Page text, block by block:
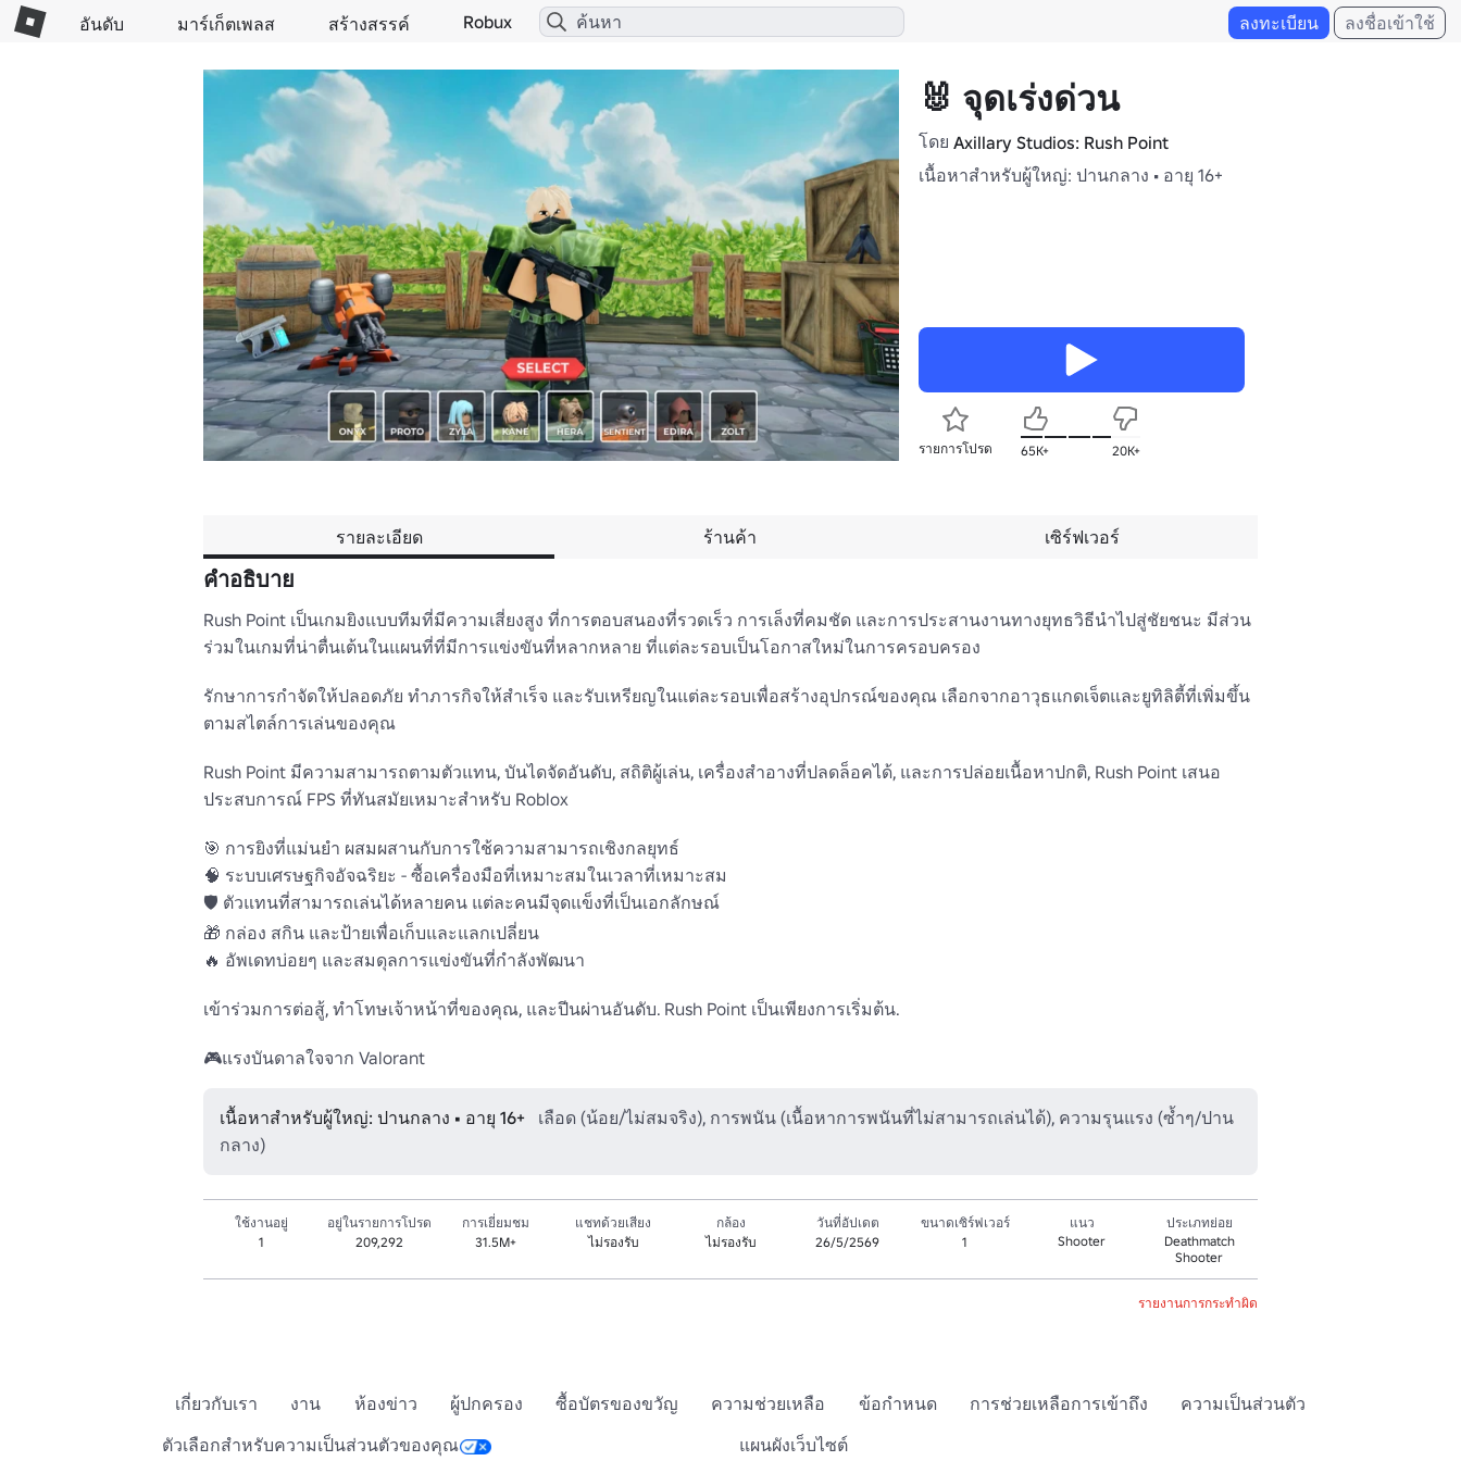
อันดับ มาร์เก็ตเพลส สร้างสรรค์ Robux ลงทะเบียน ลงชื่อเข้าใช้
🐰 จุดเร่งด่วน
โดย Axillary Studios: Rush Point
เนื้อหาสำหรับผู้ใหญ่: ปานกลาง • อายุ 16+
รายการโปรด 65K+ 20K+
รายละเอียด ร้านค้า เซิร์ฟเวอร์
คำอธิบาย
Rush Point เป็นเกมยิงแบบทีมที่มีความเสี่ยงสูง ที่การตอบสนองที่รวดเร็ว การเล็งที่คมชัด และการประสานงานทางยุทธวิธีนําไปสู่ชัยชนะ มีส่วน
ร่วมในเกมที่น่าตื่นเต้นในแผนที่ที่มีการแข่งขันที่หลากหลาย ที่แต่ละรอบเป็นโอกาสใหม่ในการครอบครอง
รักษาการกําจัดให้ปลอดภัย ทําภารกิจให้สําเร็จ และรับเหรียญในแต่ละรอบเพื่อสร้างอุปกรณ์ของคุณ เลือกจากอาวุธแกดเจ็ตและยูทิลิตี้ที่เพิ่มขึ้น
ตามสไตล์การเล่นของคุณ
Rush Point มีความสามารถตามตัวแทน, บันไดจัดอันดับ, สถิติผู้เล่น, เครื่องสําอางที่ปลดล็อคได้, และการปล่อยเนื้อหาปกติ, Rush Point เสนอ
ประสบการณ์ FPS ที่ทันสมัยเหมาะสําหรับ Roblox
🎯 การยิงที่แม่นยํา ผสมผสานกับการใช้ความสามารถเชิงกลยุทธ์
🧠 ระบบเศรษฐกิจอัจฉริยะ - ซื้อเครื่องมือที่เหมาะสมในเวลาที่เหมาะสม
🛡️ ตัวแทนที่สามารถเล่นได้หลายคน แต่ละคนมีจุดแข็งที่เป็นเอกลักษณ์
🎁 กล่อง สกิน และป้ายเพื่อเก็บและแลกเปลี่ยน
🔥 อัพเดทบ่อยๆ และสมดุลการแข่งขันที่กําลังพัฒนา
เข้าร่วมการต่อสู้, ทําโทษเจ้าหน้าที่ของคุณ, และปีนผ่านอันดับ. Rush Point เป็นเพียงการเริ่มต้น.
🎮แรงบันดาลใจจาก Valorant
เนื้อหาสำหรับผู้ใหญ่: ปานกลาง • อายุ 16+
เลือด (น้อย/ไม่สมจริง), การพนัน (เนื้อหาการพนันที่ไม่สามารถเล่นได้), ความรุนแรง (ซ้ำๆ/ปาน
กลาง)
ใช้งานอยู่
1
อยู่ในรายการโปรด
209,292
การเยี่ยมชม
31.5M+
แชทด้วยเสียง
ไม่รองรับ
กล้อง
ไม่รองรับ
วันที่อัปเดต
26/5/2569
ขนาดเซิร์ฟเวอร์
1
แนว
Shooter
ประเภทย่อย
Deathmatch
Shooter
รายงานการกระทำผิด
เกี่ยวกับเรา งาน ห้องข่าว ผู้ปกครอง ซื้อบัตรของขวัญ ความช่วยเหลือ ข้อกำหนด การช่วยเหลือการเข้าถึง
ความเป็นส่วนตัว
ตัวเลือกสำหรับความเป็นส่วนตัวของคุณ
แผนผังเว็บไซต์